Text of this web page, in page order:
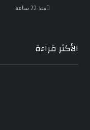
منذ 22 ساعة
الأكثر قراءة